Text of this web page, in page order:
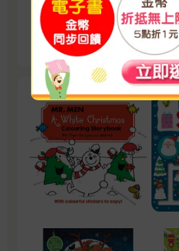
讀、貼紙、著色到迷宮遊戲
樂的 25 天。 打開每一頁、每一扇小門，都是滿
滿的驚喜與節慶溫度， Read
Christmas Magic！ 即日起
康79折~~
看更多